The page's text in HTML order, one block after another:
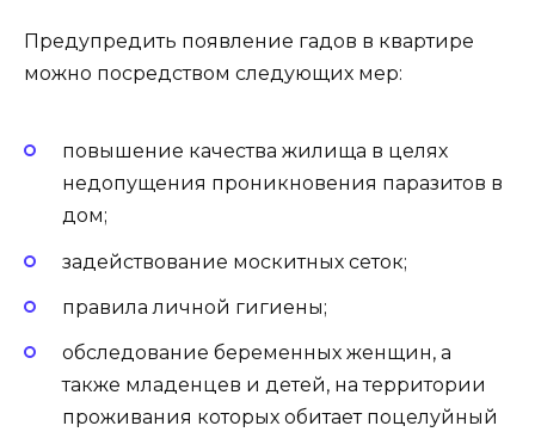
Предупредить появление гадов в квартире
можно посредством следующих мер:
повышение качества жилища в целях
недопущения проникновения паразитов в
дом;
задействование москитных сеток;
правила личной гигиены;
обследование беременных женщин, а
также младенцев и детей, на территории
проживания которых обитает поцелуйный